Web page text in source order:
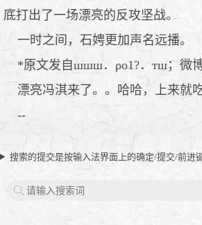
底打出了一场漂亮的反攻坚战。
一时之间，石娉更加声名远播。
*原文发自шшш．ρο1?．тш；微博
漂亮冯淇来了。。哈哈，上来就吃
--
搜索的提交是按输入法界面上的确定/提交/前进